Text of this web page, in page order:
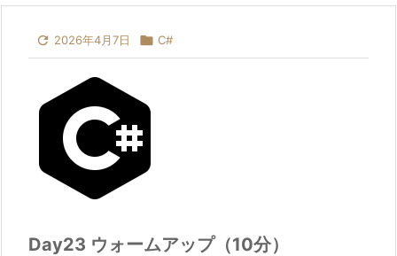
 2026年4月7日  C#
Day23 ウォームアップ（10分）